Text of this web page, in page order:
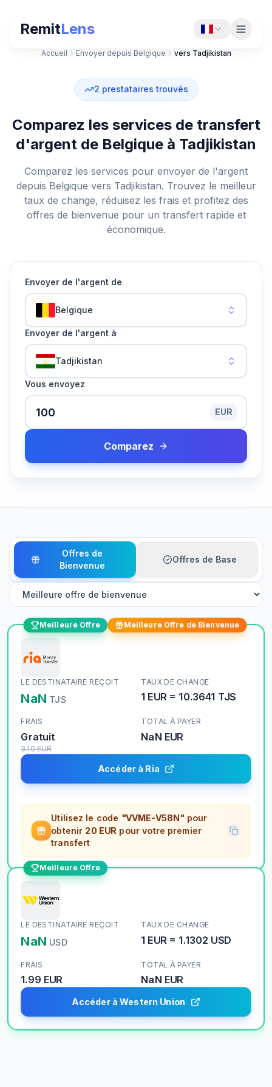
RemitLens
Accueil Envoyer depuis Belgique vers Tadjikistan
2 prestataires trouvés
Comparez les services de transfert
d'argent de Belgique à Tadjikistan
Comparez les services pour envoyer de l'argent
depuis Belgique vers Tadjikistan. Trouvez le meilleur
taux de change, réduisez les frais et profitez des
offres de bienvenue pour un transfert rapide et
économique.
Envoyer de l'argent de
Belgique
Envoyer de l'argent à
Tadjikistan
Vous envoyez
EUR
Comparez
Offres de
Bienvenue
Offres de Base
Meilleure Offre Meilleure Offre de Bienvenue
LE DESTINATAIRE REÇOIT
NaN TJS
TAUX DE CHANGE
1 EUR= 10.3641 TJS
FRAIS
Gratuit
3.10 EUR
TOTAL À PAYER
NaN EUR
Accéder à Ria
Utilisez le code "VVME-V58N" pour
obtenir 20 EUR pour votre premier
transfert
Meilleure Offre
LE DESTINATAIRE REÇOIT
NaN USD
TAUX DE CHANGE
1 EUR= 1.1302 USD
FRAIS
1.99 EUR
TOTAL À PAYER
NaN EUR
Accéder à Western Union